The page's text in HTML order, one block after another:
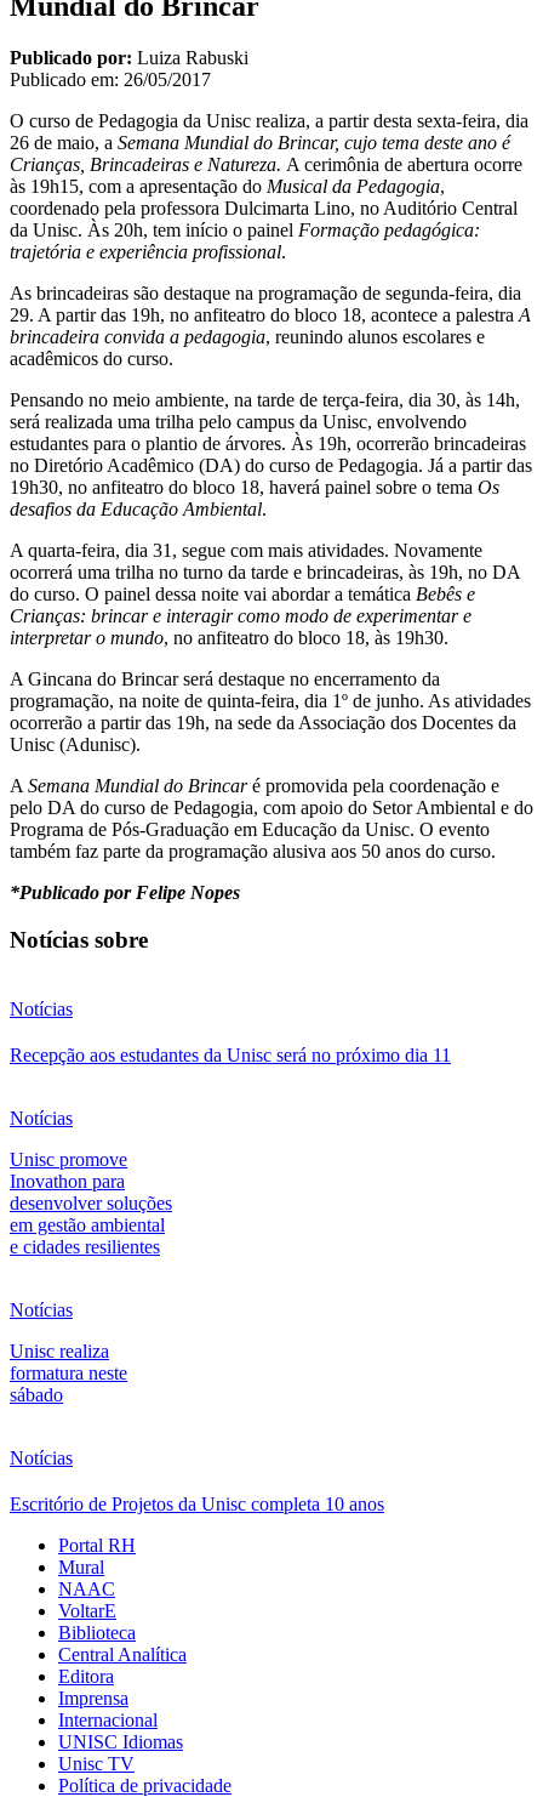
Mundial do Brincar
Publicado por: Luiza Rabuski
Publicado em: 26/05/2017
O curso de Pedagogia da Unisc realiza, a partir desta sexta-feira, dia
26 de maio, a Semana Mundial do Brincar, cujo tema deste ano é
Crianças, Brincadeiras e Natureza. A cerimônia de abertura ocorre
às 19h15, com a apresentação do Musical da Pedagogia,
coordenado pela professora Dulcimarta Lino, no Auditório Central
da Unisc. Às 20h, tem início o painel Formação pedagógica:
trajetória e experiência profissional.
As brincadeiras são destaque na programação de segunda-feira, dia
29. A partir das 19h, no anfiteatro do bloco 18, acontece a palestra A
brincadeira convida a pedagogia, reunindo alunos escolares e
acadêmicos do curso.
Pensando no meio ambiente, na tarde de terça-feira, dia 30, às 14h,
será realizada uma trilha pelo campus da Unisc, envolvendo
estudantes para o plantio de árvores. Às 19h, ocorrerão brincadeiras
no Diretório Acadêmico (DA) do curso de Pedagogia. Já a partir das
19h30, no anfiteatro do bloco 18, haverá painel sobre o tema Os
desafios da Educação Ambiental.
A quarta-feira, dia 31, segue com mais atividades. Novamente
ocorrerá uma trilha no turno da tarde e brincadeiras, às 19h, no DA
do curso. O painel dessa noite vai abordar a temática Bebês e
Crianças: brincar e interagir como modo de experimentar e
interpretar o mundo, no anfiteatro do bloco 18, às 19h30.
A Gincana do Brincar será destaque no encerramento da
programação, na noite de quinta-feira, dia 1º de junho. As atividades
ocorrerão a partir das 19h, na sede da Associação dos Docentes da
Unisc (Adunisc).
A Semana Mundial do Brincaré promovida pela coordenação e
pelo DA do curso de Pedagogia, com apoio do Setor Ambiental e do
Programa de Pós-Graduação em Educação da Unisc. O evento
também faz parte da programação alusiva aos 50 anos do curso.
*Publicado por Felipe Nopes
Notícias sobre
Notícias
Recepção aos estudantes da Unisc será no próximo dia 11
Notícias
Unisc promove
Inovathon para
desenvolver soluções
em gestão ambiental
e cidades resilientes
Notícias
Unisc realiza
formatura neste
sábado
Notícias
Escritório de Projetos da Unisc completa 10 anos
Portal RH
Mural
NAAC
VoltarE
Biblioteca
Central Analítica
Editora
Imprensa
Internacional
UNISC Idiomas
Unisc TV
Política de privacidade